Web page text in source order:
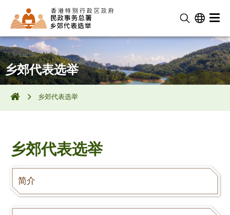
乡郊代表选举
乡郊代表选举
乡郊代表选举
简介